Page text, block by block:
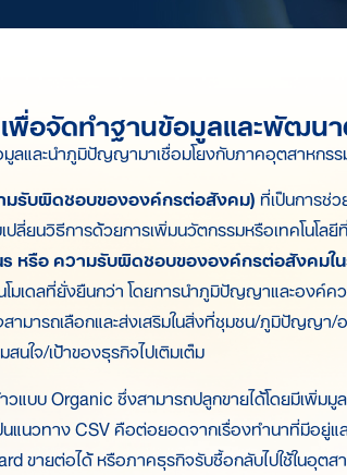
อจัดทำฐานข้อมูลและพัฒน
และนำภูมิปัญญามาเชื่อมโยงกับภาคอุตสาหกร
มรับผิดชอบขององค์กรต่อสังคม)ที่เป็นการช่
ลี่ยนวิธีการด้วยการเพิ่มนวัตกรรมหรือเทคโนโล
หรือ ความรับผิดชอบขององค์กรต่อสังคมใ
โมเดลที่ยั่งยืนกว่า โดยการนำภูมิปัญญาและองค์
ามารถเลือกและส่งเสริมในสิ่งที่ชุมชน/ภูมิปัญญ
นใจ/เป้าของธุรกิจไปเติมเต็ม
แบบ Organic ซึ่งสามารถปลูกขายได้โดยมีเพิ่มมู
นแนวทาง CSV คือต่อยอดจากเรื่องทำนาที่มีอยู่
ขายต่อได้ หรือภาคธุรกิจรับซื้อกลับไปใช้ในอุตส